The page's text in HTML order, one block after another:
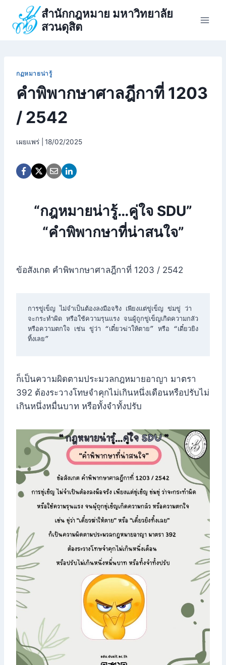
content
สำนักกฎหมาย มหาวิทยาลัย
สวนดุสิต
กฏหมายน่ารู้
คำพิพากษาศาลฎีกาที่ 1203
/ 2542
เผยแพร่ | 18/02/2025
“กฎหมายน่ารู้…คู่ใจ SDU”
“คำพิพากษาที่น่าสนใจ”
ข้อสังเกต คำพิพากษาศาลฎีกาที่ 1203 / 2542
การขู่เข็ญ ไม่จำเป็นต้องลงมือจริง เพียงแต่ขู่เข็ญ ข่มขู่ ว่า
จะกระทำผิด หรือใช้ความรุนแรง จนผู้ถูกขู่เข็ญเกิดความกลัว
หรือความตกใจ เช่น ขู่ว่า “เดี๋ยวฆ่าให้ตาย” หรือ “เดี๋ยวยิง
ทิ้งเลย”
ก็เป็นความผิดตามประมวลกฎหมายอาญา มาตรา
392 ต้องระวางโทษจำคุกไม่เกินหนึ่งเดือนหรือปรับไม่
เกินหนึ่งหมื่นบาท หรือทั้งจำทั้งปรับ